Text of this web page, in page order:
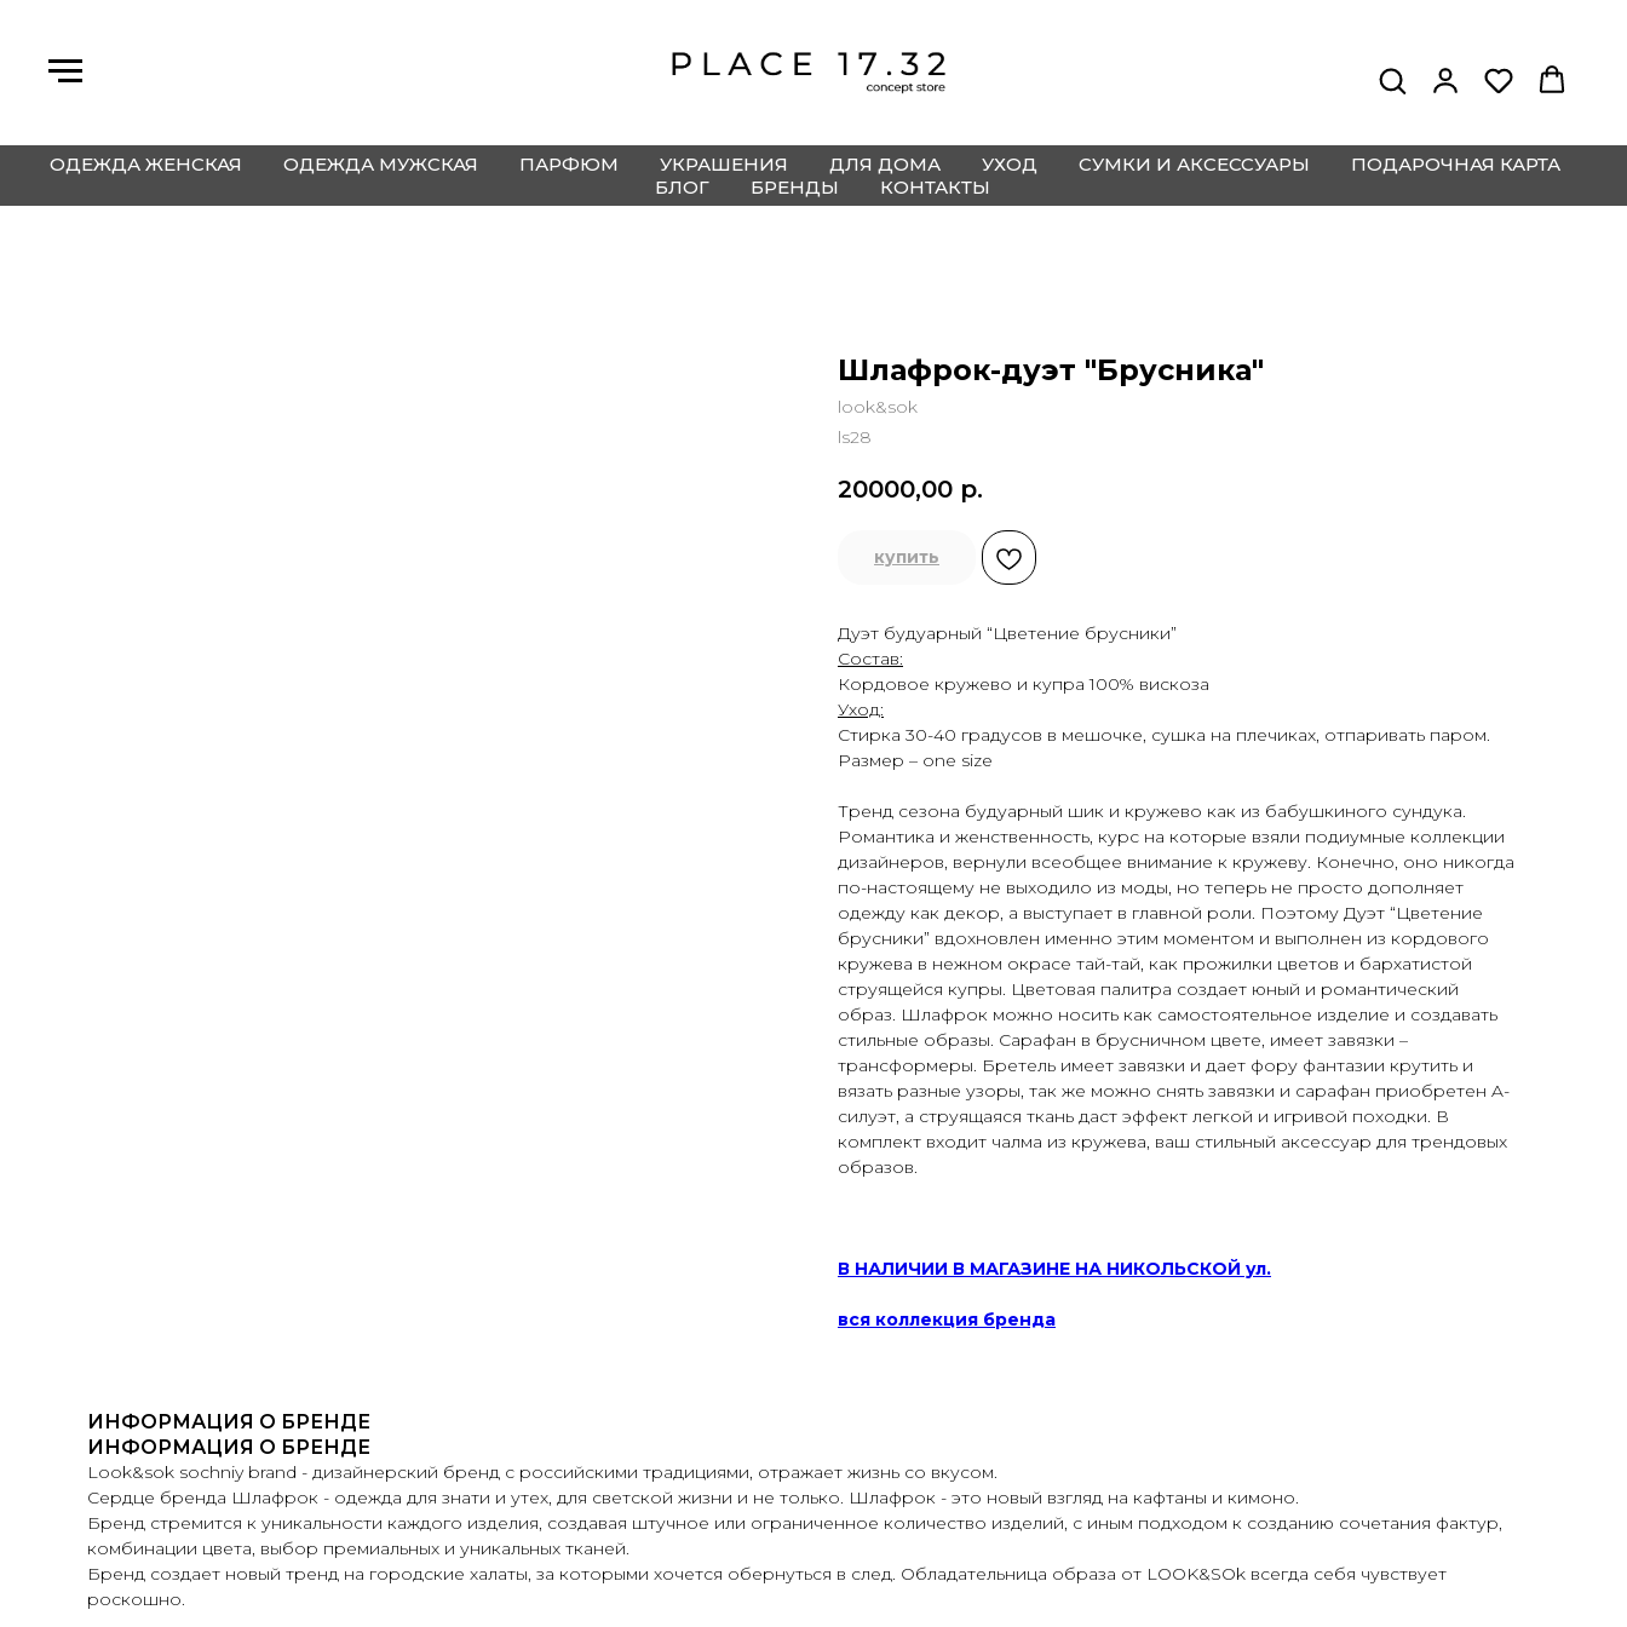
ОДЕЖДА ЖЕНСКАЯ ОДЕЖДА МУЖСКАЯ ПАРФЮМ УКРАШЕНИЯ ДЛЯ ДОМА УХОД СУМКИ И АКСЕССУАРЫ
ПОДАРОЧНАЯ КАРТА
БЛОГ
БРЕНДЫ КОНТАКТЫ
Шлафрок-дуэт "Брусника"
look&sok
ls28
20000,00 р.
купить
Дуэт будуарный “Цветение брусники”
Состав:
Кордовое кружево и купра 100% вискоза
Уход:
Стирка 30-40 градусов в мешочке, сушка на плечиках, отпаривать паром.
Размер – one size
Тренд сезона будуарный шик и кружево как из бабушкиного сундука.
Романтика и женственность, курс на которые взяли подиумные коллекции
дизайнеров, вернули всеобщее внимание к кружеву. Конечно, оно никогда
по-настоящему не выходило из моды, но теперь не просто дополняет
одежду как декор, а выступает в главной роли. Поэтому Дуэт “Цветение
брусники” вдохновлен именно этим моментом и выполнен из кордового
кружева в нежном окрасе тай-тай, как прожилки цветов и бархатистой
струящейся купры. Цветовая палитра создает юный и романтический
образ. Шлафрок можно носить как самостоятельное изделие и создавать
стильные образы. Сарафан в брусничном цвете, имеет завязки –
трансформеры. Бретель имеет завязки и дает фору фантазии крутить и
вязать разные узоры, так же можно снять завязки и сарафан приобретен A-
силуэт, а струящаяся ткань даст эффект легкой и игривой походки. В
комплект входит чалма из кружева, ваш стильный аксессуар для трендовых
образов.
В НАЛИЧИИ В МАГАЗИНЕ НА НИКОЛЬСКОЙ ул.
вся коллекция бренда
ИНФОРМАЦИЯ О БРЕНДЕ
ИНФОРМАЦИЯ О БРЕНДЕ
Look&sok sochniy brand - дизайнерский бренд с российскими традициями, отражает жизнь со вкусом.
Сердце бренда Шлафрок - одежда для знати и утех, для светской жизни и не только. Шлафрок - это новый взгляд на кафтаны и кимоно.
Бренд стремится к уникальности каждого изделия, создавая штучное или ограниченное количество изделий, с иным подходом к созданию сочетания фактур,
комбинации цвета, выбор премиальных и уникальных тканей.
Бренд создает новый тренд на городские халаты, за которыми хочется обернуться в след. Обладательница образа от LOOK&SOk всегда себя чувствуeт
роскошно.